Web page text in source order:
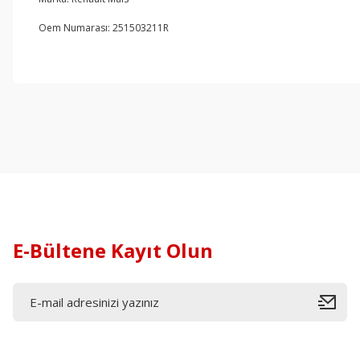
Oem Numarası: 251503211R
E-Bültene Kayıt Olun